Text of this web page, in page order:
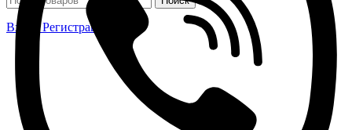
Вход / Регистрация